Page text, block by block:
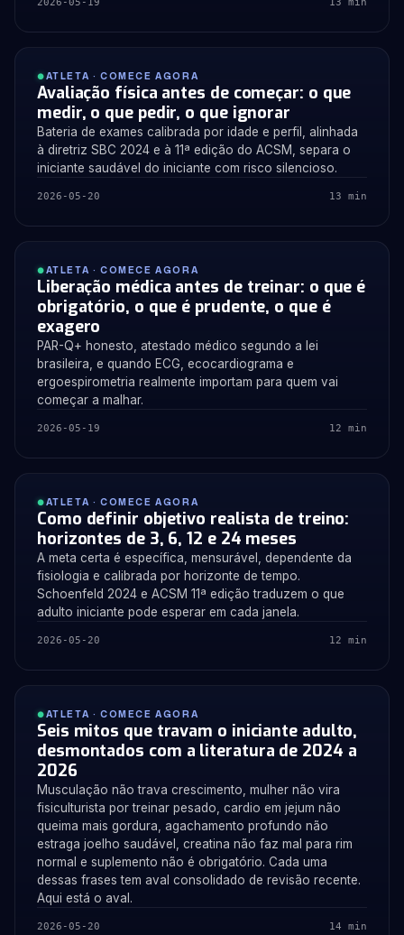
ATLETA · COMECE AGORA
Avaliação física antes de começar: o que
medir, o que pedir, o que ignorar
Bateria de exames calibrada por idade e perfil, alinhada
à diretriz SBC 2024 e à 11ª edição do ACSM, separa o
iniciante saudável do iniciante com risco silencioso.
2026-05-20 13 min
ATLETA · COMECE AGORA
Liberação médica antes de treinar: o que é
obrigatório, o que é prudente, o que é
exagero
PAR-Q+ honesto, atestado médico segundo a lei
brasileira, e quando ECG, ecocardiograma e
ergoespirometria realmente importam para quem vai
começar a malhar.
2026-05-19 12 min
ATLETA · COMECE AGORA
Como definir objetivo realista de treino:
horizontes de 3, 6, 12 e 24 meses
A meta certa é específica, mensurável, dependente da
fisiologia e calibrada por horizonte de tempo.
Schoenfeld 2024 e ACSM 11ª edição traduzem o que
adulto iniciante pode esperar em cada janela.
2026-05-20 12 min
ATLETA · COMECE AGORA
Seis mitos que travam o iniciante adulto,
desmontados com a literatura de 2024 a
2026
Musculação não trava crescimento, mulher não vira
fisiculturista por treinar pesado, cardio em jejum não
queima mais gordura, agachamento profundo não
estraga joelho saudável, creatina não faz mal para rim
normal e suplemento não é obrigatório. Cada uma
dessas frases tem aval consolidado de revisão recente.
Aqui está o aval.
2026-05-20 14 min